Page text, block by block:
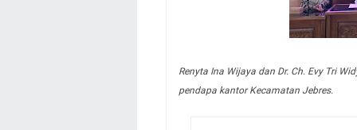
Renyta Ina Wijaya dan Dr. Ch. Evy Tri
pendapa kantor Kecamatan Jebres.